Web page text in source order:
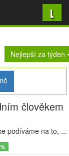
L
Nejlepší za týden
člověkem
podíváme na to, ...